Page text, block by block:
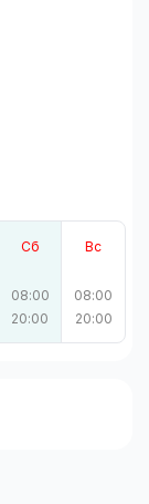
Сб
08:00
20:00
Вс
08:00
20:00